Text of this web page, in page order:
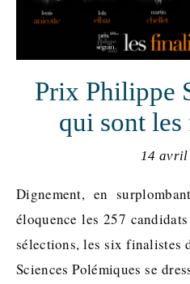
Prix Philippe
qui sont
14 avril
Dignement, en surplombant par leur talent et leur
éloquence les 257
sélections, les six finalistes
Sciences Polémiques se